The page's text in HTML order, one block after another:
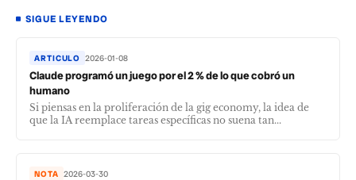
SIGUE LEYENDO
ARTICULO 2026-01-08
Claude programó un juego por el 2 % de lo que cobró un
humano
Si piensas en la proliferación de la gig economy, la idea de
que la IA reemplace tareas específicas no suena tan...
NOTA 2026-03-30